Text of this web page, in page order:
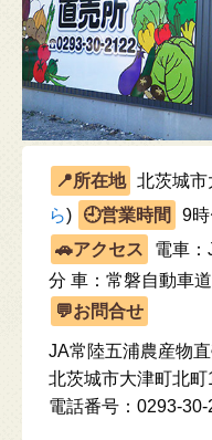
北茨城
ら) 9
電車
分 車：常磐自動車
JA常陸五浦農産物
北茨城市大津町北町
電話番号：0293-30-